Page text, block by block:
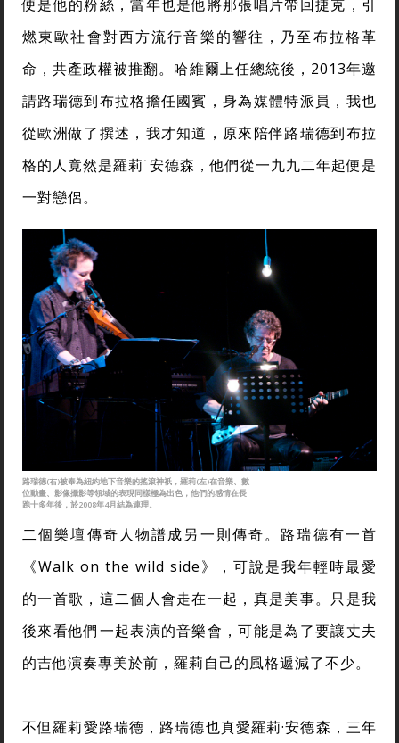
便是他的粉絲，當年也是他將那張唱片帶回捷克，引
燃東歐社會對西方流行音樂的響往，乃至布拉格革
命，共產政權被推翻。哈維爾上任總統後，2013年邀
請路瑞德到布拉格擔任國賓，身為媒體特派員，我也
從歐洲做了撰述，我才知道，原來陪伴路瑞德到布拉
格的人竟然是羅莉˙安德森，他們從一九九二年起便是
一對戀侶。
路瑞德(右)被奉為紐約地下音樂的搖滾神祇，羅莉(左)在音樂、數
位動畫、影像攝影等領域的表現同樣極為出色，他們的感情在長
跑十多年後，於2008年4月結為連理。
二個樂壇傳奇人物譜成另一則傳奇。路瑞德有一首
《Walk on the wild side》，可說是我年輕時最愛
的一首歌，這二個人會走在一起，真是美事。只是我
後來看他們一起表演的音樂會，可能是為了要讓丈夫
的吉他演奏專美於前，羅莉自己的風格遞減了不少。
不但羅莉愛路瑞德，路瑞德也真愛羅莉·安德森，三年